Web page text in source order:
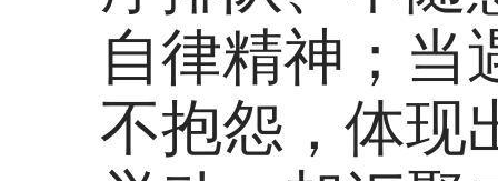
自律精神；
不抱怨，体现